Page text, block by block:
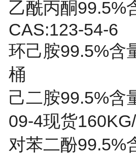
乙酰丙酮99.5%
CAS:123-54-6
环己胺99.5%含
桶
己二胺99.5%含
09-4现货
对苯二酚99.5%